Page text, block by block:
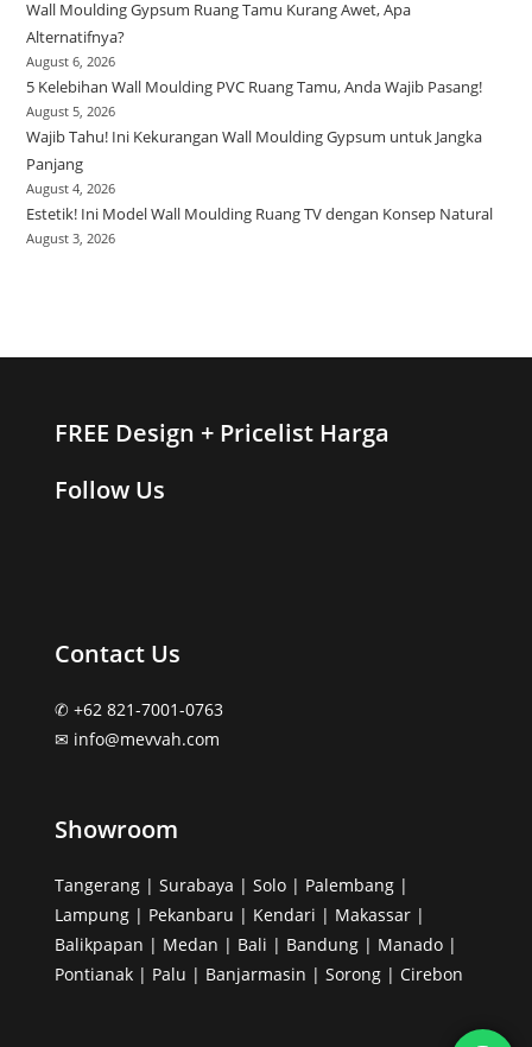
Wall Moulding Gypsum Ruang Tamu Kurang Awet, Apa
Alternatifnya?
August 6, 2026
5 Kelebihan Wall Moulding PVC Ruang Tamu, Anda Wajib Pasang!
August 5, 2026
Wajib Tahu! Ini Kekurangan Wall Moulding Gypsum untuk Jangka
Panjang
August 4, 2026
Estetik! Ini Model Wall Moulding Ruang TV dengan Konsep Natural
August 3, 2026
FREE Design + Pricelist Harga
Follow Us
Contact Us
✆ +62 821-7001-0763
✉︎ info@mevvah.com
Showroom
Tangerang | Surabaya | Solo | Palembang |
Lampung | Pekanbaru | Kendari | Makassar |
Balikpapan | Medan | Bali | Bandung | Manado |
Pontianak | Palu | Banjarmasin | Sorong | Cirebon